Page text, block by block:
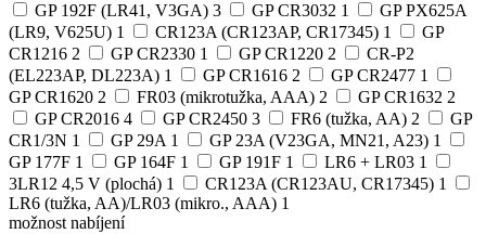
GP 192F (LR41, V3GA) 3 GP CR3032 1
GP PX625A
(LR9, V625U) 1 CR123A (CR123AP, CR17345) 1
GP
CR1216 2 GP CR2330 1 GP CR1220 2
CR-P2
(EL223AP, DL223A) 1 GP CR1616 2 GP CR2477 1
GP CR1620 2 FR03 (mikrotužka, AAA) 2 GP CR1632 2
GP CR2016 4 GP CR2450 3 FR6 (tužka, AA) 2
GP
CR1/3N 1 GP 29A 1 GP 23A (V23GA, MN21, A23) 1
GP 177F 1 GP 164F 1 GP 191F 1 LR6 + LR03 1
3LR12 4,5 V (plochá) 1 CR123A (CR123AU, CR17345) 1
LR6 (tužka, AA)/LR03 (mikro., AAA) 1
možnost nabíjení